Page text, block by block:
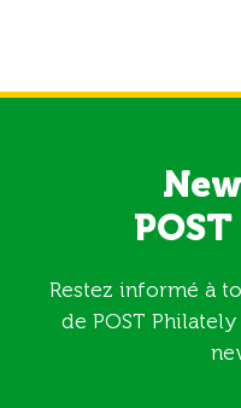
Restez informé à
de POST